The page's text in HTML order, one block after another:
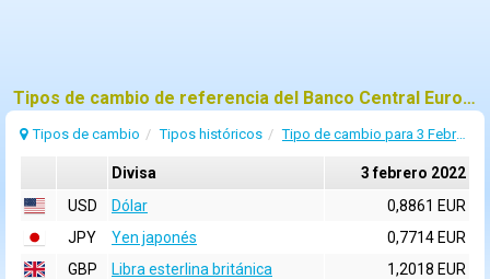
Tipos de cambio de referencia del Banco Central Europeo (BCE) para 3 febrero 2022
Tipos de cambio Tipos históricos Tipo de cambio para 3 Febrero 2022
Divisa
3 febrero 2022
USD
Dólar
0,8861 EUR
JPY
Yen japonés
0,7714 EUR
GBP
Libra esterlina británica
1,2018 EUR